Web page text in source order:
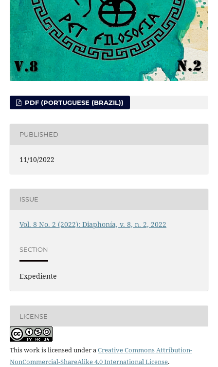
PDF (PORTUGUESE (BRAZIL))
PUBLISHED
11/10/2022
ISSUE
Vol. 8 No. 2 (2022): Diaphonía, v. 8, n. 2, 2022
SECTION
Expediente
LICENSE
This work is licensed under aCreative Commons Attribution-
NonCommercial-ShareAlike 4.0 International License.